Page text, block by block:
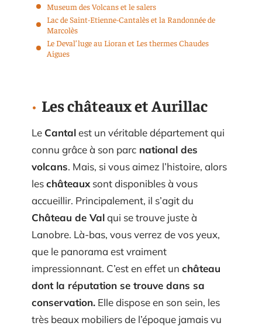
Museum des Volcans et le salers
Lac de Saint-Etienne-Cantal­­ès et la Randonnée de
Marcolès
Le Deval’luge au Lioran et Les thermes Chaudes
Aigues
Les châteaux et Aurillac
Le Cantalest un véritable département qui
connu grâce à son parc national des
volcans. Mais, si vous aimez l’histoire, alors
leschâteaux sont disponibles à vous
accueillir. Principalement, il s’agit du
Château de Valqui se trouve juste à
Lanobre. Là-bas, vous verrez de vos yeux,
que le panorama est vraiment
impressionnant. C’est en effet un château
dont la réputation se trouve dans sa
conservation. Elle dispose en son sein, les
très beaux mobiliers de l’époque jamais vu